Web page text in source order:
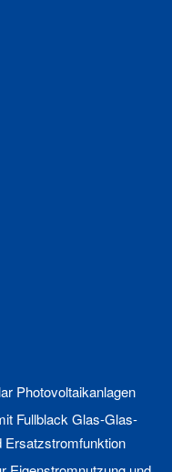
Photovoltaikanlagen
Fullblack Glas-Glas-
Ersatzstromfunktion